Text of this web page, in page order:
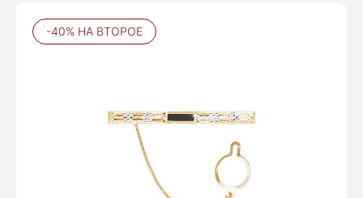
-40% НА ВТОРОЕ